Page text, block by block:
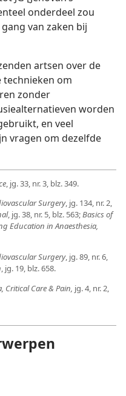
onderdeel zou
van zaken bij
artsen over de
technieken om
zonder
worden
en veel
vragen om dezelfde
, jg. 33, nr. 3, blz. 349.
Surgery, jg. 134, nr. 2,
, jg. 38, nr. 5, blz. 563;Basics of
Education in Anaesthesia,
Surgery, jg. 89, nr. 6,
, jg. 19, blz. 658.
Critical Care & Pain, jg. 4, nr. 2,